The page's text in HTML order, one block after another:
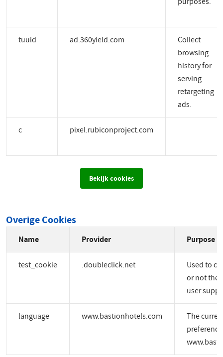
tuuid ad.360yield.com
Collect
browsing
history for
serving
retargeting
ads.
c pixel.rubiconproject.com
Bekijk cookies
Overige Cookies
Name Provider Purpose
test_cookie .doubleclick.net
Used to
or not the
user
language www.bastionhotels.com
The